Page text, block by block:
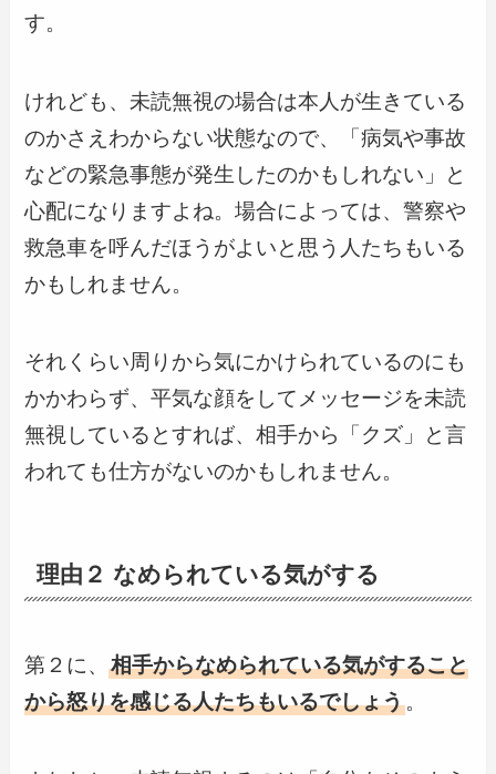
す。
けれども、未読無視の場合は本人が生きている
のかさえわからない状態なので、「病気や事故
などの緊急事態が発生したのかもしれない」と
心配になりますよね。場合によっては、警察や
救急車を呼んだほうがよいと思う人たちもいる
かもしれません。
それくらい周りから気にかけられているのにも
かかわらず、平気な顔をしてメッセージを未読
無視しているとすれば、相手から「クズ」と言
われても仕方がないのかもしれません。
理由２ なめられている気がする
第２に、相手からなめられている気がすること
から怒りを感じる人たちもいるでしょう。